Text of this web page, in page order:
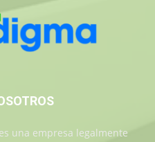
una empresa legalmente